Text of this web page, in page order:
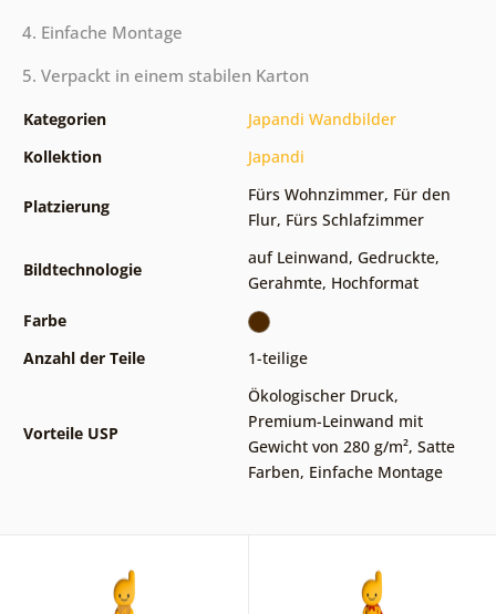
4. Einfache Montage
5. Verpackt in einem stabilen Karton
Kategorien
Japandi Wandbilder
Kollektion
Japandi
Platzierung
Fürs Wohnzimmer, Für den
Flur, Fürs Schlafzimmer
Bildtechnologie
auf Leinwand, Gedruckte,
Gerahmte, Hochformat
Farbe
Anzahl der Teile
1-teilige
Vorteile USP
Ökologischer Druck,
Premium-Leinwand mit
Gewicht von 280 g/m², Satte
Farben, Einfache Montage